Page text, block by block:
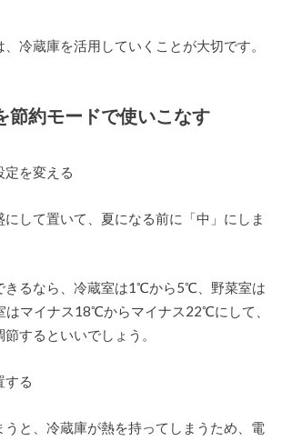
冷蔵庫を活用していくことが大切です。
節約モードで使いこなす
定を変える
して置いて、夏になる前に「中」にしま
きるなら、冷蔵室は1℃から5℃、野菜室は
マイナス18℃からマイナス22℃にして、
するといいでしょう。
する
と、冷蔵庫が熱を持ってしまうため、電